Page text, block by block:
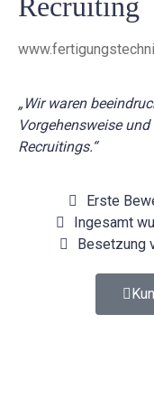
„Wir waren
Vorgehensweise
Recruitings.“
Erste
Ingesamt
Besetzung